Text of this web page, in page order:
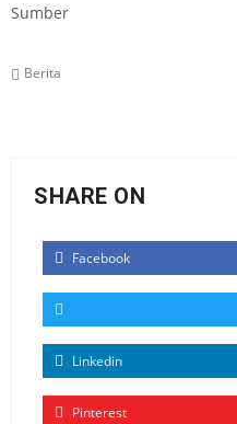
Sumber
Berita
SHARE ON
Facebook
Linkedin
Pinterest